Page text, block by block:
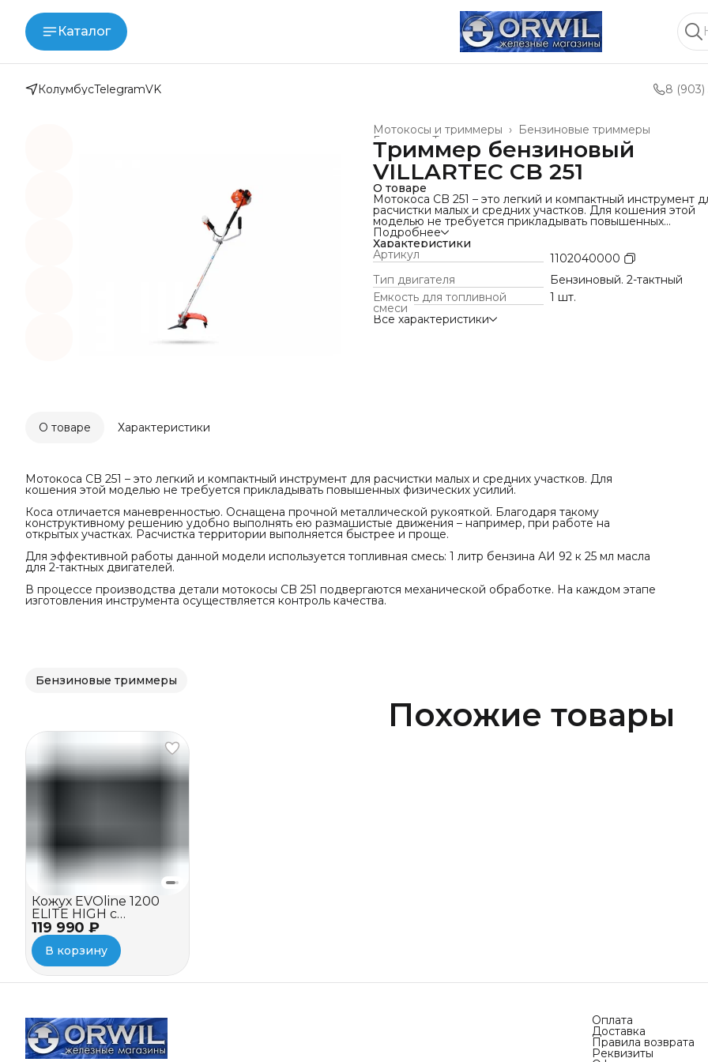
Каталог
КолумбусTelegramVK 8 (903)
Бензиновые триммеры
Мотокосы и триммеры ›
Техника для леса, сада, парка
Главная
Триммер бензиновый
VILLARTEC CB 251
О товаре
Мотокоса CB 251 – это легкий и компактный инструмент
расчистки малых и средних участков. Для кошения этой
моделью не требуется прикладывать повышенных
физических усилий.
Коса отличается маневренностью. Оснащена прочной
металлической рукояткой. Благодаря такому
конструктивному решению удобно выполнять ею
размашистые движения – например, при работе на
открытых участках. Расчистка территории выполняется
быстрее и проще.
Для эффективной работы данной модели используется
топливная смесь: 1 литр бензина АИ 92 к 25 мл масла для
Подробнее
Характеристики
Артикул
1102040000
Тип двигателя
Бензиновый. 2-тактный
Емкость для топливной
смеси
1 шт.
Все характеристики
О товаре Характеристики
Мотокоса CB 251 – это легкий и компактный инструмент для расчистки малых и средних участков. Для
кошения этой моделью не требуется прикладывать повышенных физических усилий.
Коса отличается маневренностью. Оснащена прочной металлической рукояткой. Благодаря такому
конструктивному решению удобно выполнять ею размашистые движения – например, при работе на
открытых участках. Расчистка территории выполняется быстрее и проще.
Для эффективной работы данной модели используется топливная смесь: 1 литр бензина АИ 92 к 25 мл масла
для 2-тактных двигателей.
В процессе производства детали мотокосы CB 251 подвергаются механической обработке. На каждом этапе
изготовления инструмента осуществляется контроль качества.
Бензиновые триммеры
Похожие товары
119 990 ₽
Кожух EVOline 1200
ELITE HIGH c
вентилятором
В корзину
Оплата
Доставка
Правила возврата
Реквизиты